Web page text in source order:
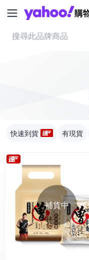
快速到貨 有現貨
補貨中